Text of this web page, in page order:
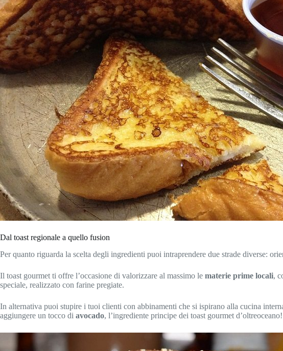
Dal toast regionale a quello fusion
Per quanto riguarda la scelta degli ingredienti puoi intraprendere due strade diverse:
Il toast gourmet ti offre l’occasione di valorizzare al massimo le materie prime locali,
speciale, realizzato con farine pregiate.
In alternativa puoi stupire i tuoi clienti con abbinamenti che si ispirano alla cucina
aggiungere un tocco di avocado, l’ingrediente principe dei toast gourmet d’oltreoceano!